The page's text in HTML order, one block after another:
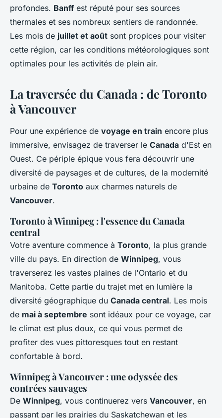
profondes. Banff est réputé pour ses sources
thermales et ses nombreux sentiers de randonnée.
Les mois de juillet et août sont propices pour visiter
cette région, car les conditions météorologiques sont
optimales pour les activités de plein air.
La traversée du Canada : de Toronto
à Vancouver
Pour une expérience de voyage en train encore plus
immersive, envisagez de traverser le Canada d'Est en
Ouest. Ce périple épique vous fera découvrir une
diversité de paysages et de cultures, de la modernité
urbaine de Toronto aux charmes naturels de
Vancouver.
Toronto à Winnipeg : l'essence du Canada
central
Votre aventure commence à Toronto, la plus grande
ville du pays. En direction de Winnipeg, vous
traverserez les vastes plaines de l'Ontario et du
Manitoba. Cette partie du trajet met en lumière la
diversité géographique du Canada central. Les mois
de mai à septembre sont idéaux pour ce voyage, car
le climat est plus doux, ce qui vous permet de
profiter des vues pittoresques tout en restant
confortable à bord.
Winnipeg à Vancouver : une odyssée des
contrées sauvages
De Winnipeg, vous continuerez vers Vancouver, en
passant par les prairies du Saskatchewan et les